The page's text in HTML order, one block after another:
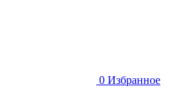
0 Избранное